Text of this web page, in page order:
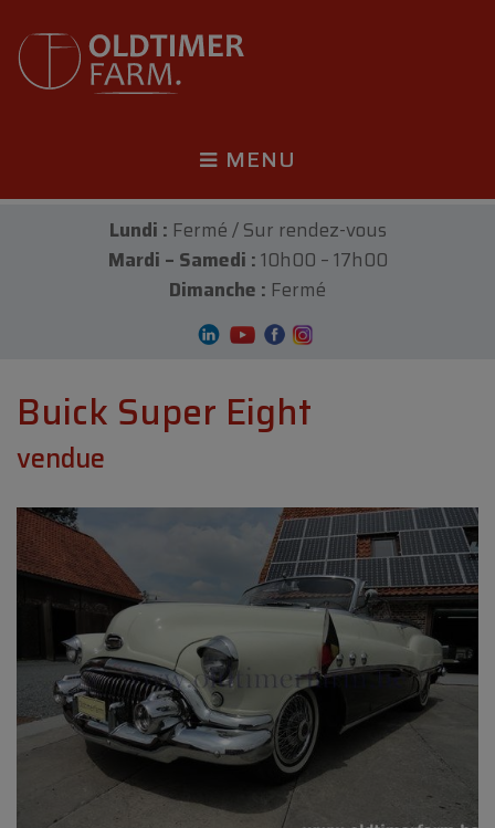
MENU
Lundi : Fermé / Sur rendez-vous
Mardi – Samedi :10h00 – 17h00
Dimanche : Fermé
Buick Super Eight
vendue